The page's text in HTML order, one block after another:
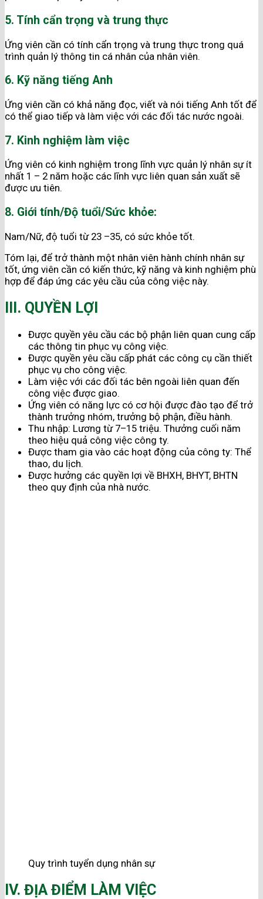
5. Tính cẩn trọng và trung thực
Ứng viên cần có tính cẩn trọng và trung thực trong quá
trình quản lý thông tin cá nhân của nhân viên.
6. Kỹ năng tiếng Anh
Ứng viên cần có khả năng đọc, viết và nói tiếng Anh tốt để
có thể giao tiếp và làm việc với các đối tác nước ngoài.
7. Kinh nghiệm làm việc
Ứng viên có kinh nghiệm trong lĩnh vực quản lý nhân sự ít
nhất 1 – 2 năm hoặc các lĩnh vực liên quan sản xuất sẽ
được ưu tiên.
8. Giới tính/Độ tuổi/Sức khỏe:
Nam/Nữ, độ tuổi từ 23 –35, có sức khỏe tốt.
Tóm lại, để trở thành một nhân viên hành chính nhân sự
tốt, ứng viên cần có kiến thức, kỹ năng và kinh nghiệm phù
hợp để đáp ứng các yêu cầu của công việc này.
III. QUYỀN LỢI
Được quyền yêu cầu các bộ phận liên quan cung cấp
các thông tin phục vụ công việc.
Được quyền yêu cầu cấp phát các công cụ cần thiết
phục vụ cho công việc.
Làm việc với các đối tác bên ngoài liên quan đến
công việc được giao.
Ứng viên có năng lực có cơ hội được đào tạo để trở
thành trưởng nhóm, trưởng bộ phận, điều hành.
Thu nhập: Lương từ 7–15 triệu. Thưởng cuối năm
theo hiệu quả công việc công ty.
Được tham gia vào các hoạt động của công ty: Thể
thao, du lịch.
Được hưởng các quyền lợi về BHXH, BHYT, BHTN
theo quy định của nhà nước.
Quy trình tuyển dụng nhân sự
IV. ĐỊA ĐIỂM LÀM VIỆC